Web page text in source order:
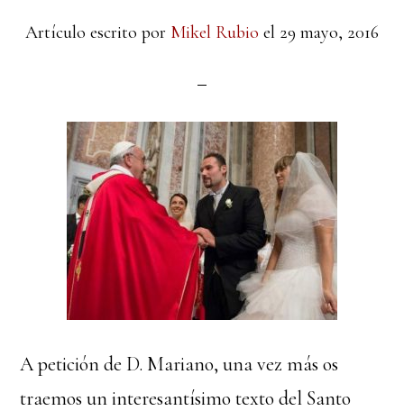
Artículo escrito por Mikel Rubio el 29 mayo, 2016
A petición de D. Mariano, una vez más os
traemos un interesantísimo texto del Santo